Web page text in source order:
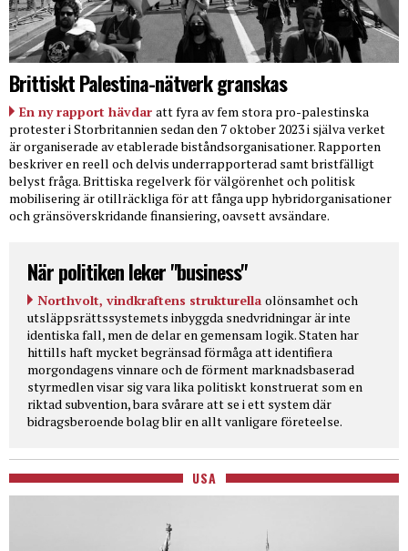
Brittiskt Palestina-nätverk granskas
En ny rapport hävdar att fyra av fem stora pro-palestinska
protester i Storbritannien sedan den 7 oktober 2023 i själva verket
är organiserade av etablerade biståndsorganisationer. Rapporten
beskriver en reell och delvis underrapporterad samt bristfälligt
belyst fråga. Brittiska regelverk för välgörenhet och politisk
mobilisering är otillräckliga för att fånga upp hybridorganisationer
och gränsöverskridande finansiering, oavsett avsändare.
När politiken leker "business"
Northvolt, vindkraftens strukturella olönsamhet och
utsläppsrättssystemets inbyggda snedvridningar är inte
identiska fall, men de delar en gemensam logik. Staten har
hittills haft mycket begränsad förmåga att identifiera
morgondagens vinnare och de förment marknadsbaserad
styrmedlen visar sig vara lika politiskt konstruerat som en
riktad subvention, bara svårare att se i ett system där
bidragsberoende bolag blir en allt vanligare företeelse.
USA